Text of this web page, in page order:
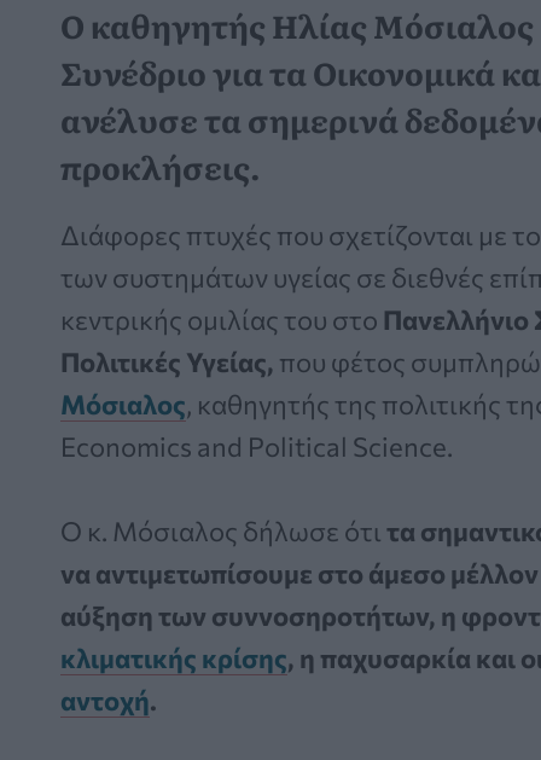
Ο καθηγητής Ηλίας
Συνέδριο για τα Οικονομικά
ανέλυσε τα σημερινά
προκλήσεις.
Διάφορες πτυχές που σχετίζονται με
των συστημάτων υγείας σε διεθνές
κεντρικής ομιλίας του στο Πανελλήνιο
Πολιτικές Υγείας, που φέτος
Μόσιαλος, καθηγητής της πολιτικής
Economics and Political Science.
Ο κ. Μόσιαλος δήλωσε ότιτα
να αντιμετωπίσουμε στο άμεσο
αύξηση των συννοσηροτήτων, η
κλιματικής κρίσης, η παχυσαρκία και
αντοχή.